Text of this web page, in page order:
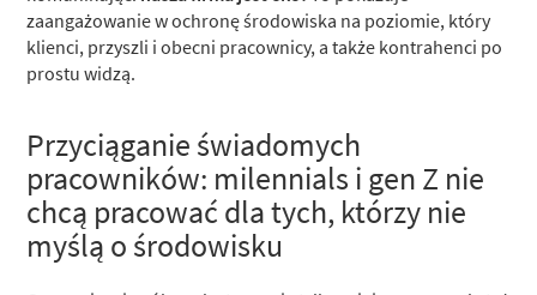
zaangażowanie w ochronę środowiska na poziomie, który
klienci, przyszli i obecni pracownicy, a także kontrahenci po
prostu widzą.
Przyciąganie świadomych
pracowników: milennials i gen Z nie
chcą pracować dla tych, którzy nie
myślą o środowisku